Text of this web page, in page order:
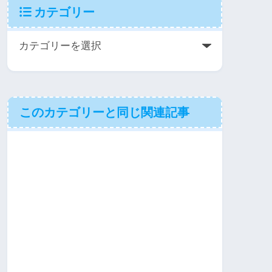
カテゴリー
このカテゴリーと同じ関連記事